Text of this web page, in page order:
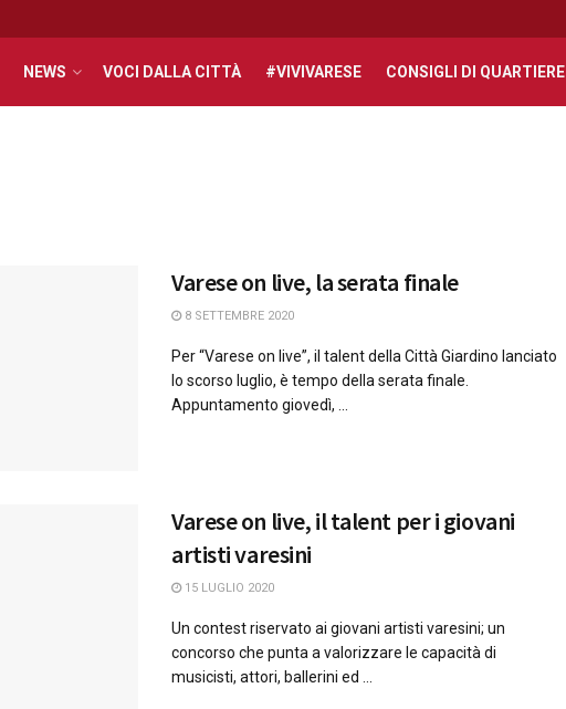
NEWS VOCI DALLA CITTÀ #VIVIVARESE CONSIGLI DI QUARTIERE
Varese on live, la serata finale
8 SETTEMBRE 2020
Per “Varese on live”, il talent della Città Giardino lanciato
lo scorso luglio, è tempo della serata finale.
Appuntamento giovedì, ...
Varese on live, il talent per i giovani
artisti varesini
15 LUGLIO 2020
Un contest riservato ai giovani artisti varesini; un
concorso che punta a valorizzare le capacità di
musicisti, attori, ballerini ed ...